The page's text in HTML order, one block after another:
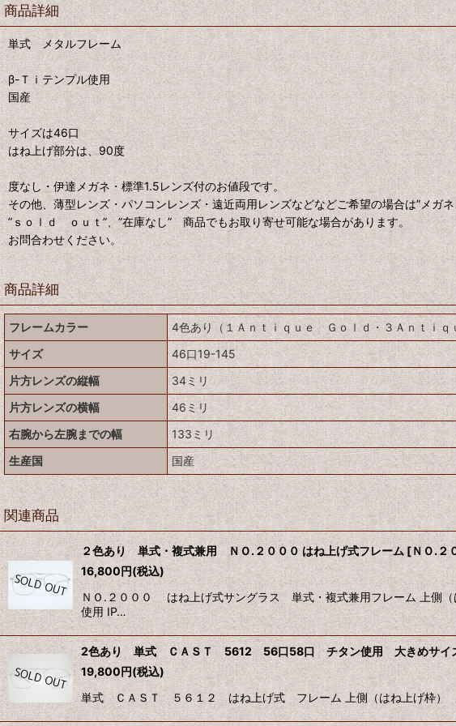
商品詳細
単式 メタルフレーム
β-Ｔｉテンプル使用
国産
サイズは46口
はね上げ部分は、90度
度なし・伊達メガネ・標準1.5レンズ付のお値段です。
その他、薄型レンズ・パソコンレンズ・遠近両用レンズなどなどご希望の場合は”メガ
”ｓｏｌｄ ｏｕｔ”、”在庫なし” 商品でもお取り寄せ可能な場合があります。
お問合わせください。
商品詳細
フレームカラー
4色あり（１Ａｎｔｉｑｕｅ Ｇｏｌｄ・３Ａｎｔｉ
サイズ
46口19-145
片方レンズの縦幅
34ミリ
片方レンズの横幅
46ミリ
右腕から左腕までの幅
133ミリ
生産国
国産
関連商品
２色あり 単式・複式兼用 ＮＯ.２０００ はね上げ式フレーム [ＮＯ.２
16,800円(税込)
ＮＯ.２０００ はね上げ式サングラス 単式・複式兼用フレーム 上側
使用 IP…
2色あり 単式 ＣＡＳＴ 5612 56口58口 チタン使用 大きめサイ
19,800円(税込)
単式 ＣＡＳＴ ５６１２ はね上げ式 フレーム 上側（はね上げ枠）